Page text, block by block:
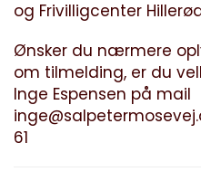
og Frivilligcenter
Ønsker du nærmere
om tilmelding, er du
Inge Espensen på mail
61